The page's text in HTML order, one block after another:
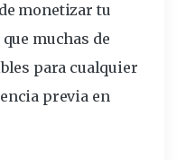
monetizar tu
muchas de
para cualquier
previa en